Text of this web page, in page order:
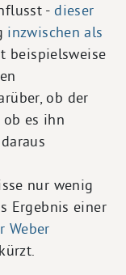
- dieser
inzwischen als
beispielsweise
ob der
es ihn
nur wenig
Ergebnis einer
Weber